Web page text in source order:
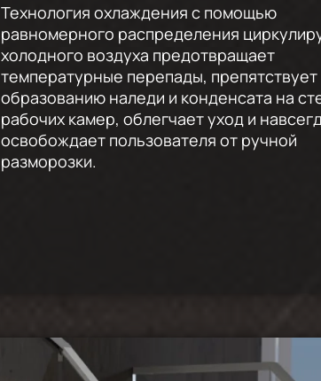
Технология охлаждения с помощью
равномерного распределения
холодного воздуха предотвращает
температурные перепады, препятствует
образованию наледи и конденсата на
рабочих камер, облегчает уход и
освобождает пользователя от ручной
разморозки.